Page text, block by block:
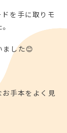
を手に取りモ
ました😊
手本をよく見